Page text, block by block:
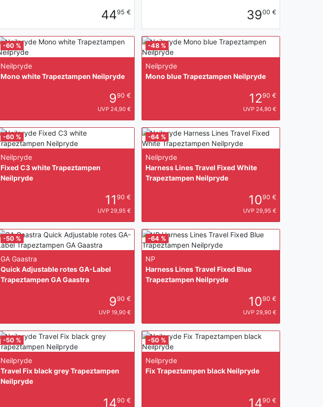
4495 € 3900 €
Neilpryde
Mono white Trapeztampen Neilpryde
990 €
UVP 24,90 €
-60 %
Neilpryde
Mono blue Trapeztampen Neilpryde
1290 €
UVP 24,90 €
-48 %
Neilpryde
Fixed C3 white Trapeztampen
Neilpryde
1190 €
UVP 29,95 €
-60 %
Neilpryde
Harness Lines Travel Fixed White
Trapeztampen Neilpryde
1090 €
UVP 29,95 €
-64 %
GA Gaastra
Quick Adjustable rotes GA-Label
Trapeztampen GA Gaastra
990 €
UVP 19,90 €
-50 %
NP
Harness Lines Travel Fixed Blue
Trapeztampen Neilpryde
1090 €
UVP 29,90 €
-64 %
Neilpryde
Travel Fix black grey Trapeztampen
Neilpryde
1490 €
-50 %
Neilpryde
Fix Trapeztampen black Neilpryde
1490 €
-50 %